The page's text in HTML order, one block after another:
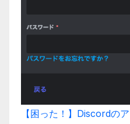
【困った！】Discordの